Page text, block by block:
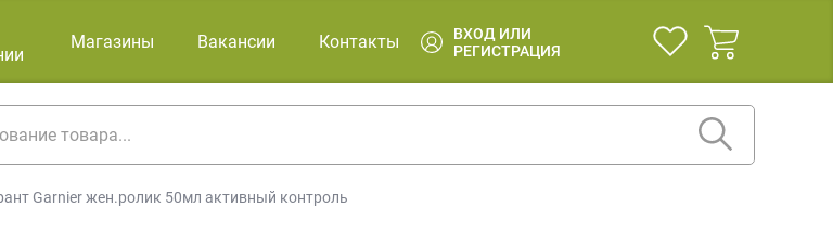
Магазины Вакансии Контакты
ВХОД ИЛИ
РЕГИСТРАЦИЯ
Garnier жен.ролик 50мл активный контроль